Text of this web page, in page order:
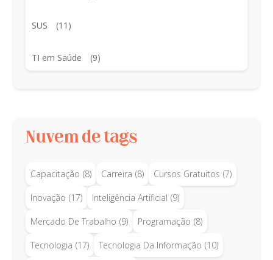
SUS (11)
TI em Saúde (9)
Nuvem de tags
Capacitação (8) Carreira (8) Cursos Gratuitos (7)
Inovação (17) Inteligência Artificial (9)
Mercado De Trabalho (9) Programação (8)
Tecnologia (17) Tecnologia Da Informação (10)